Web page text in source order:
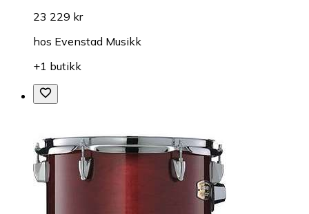
23 229 kr
hos Evenstad Musikk
+1 butikk